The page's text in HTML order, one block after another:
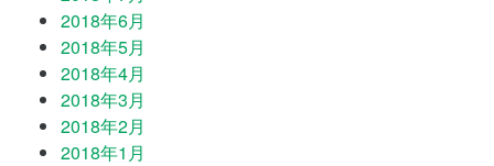
2018年6月
2018年5月
2018年4月
2018年3月
2018年2月
2018年1月